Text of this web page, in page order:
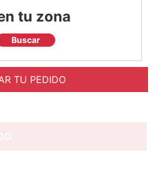
tu zona
Buscar
TU PEDIDO